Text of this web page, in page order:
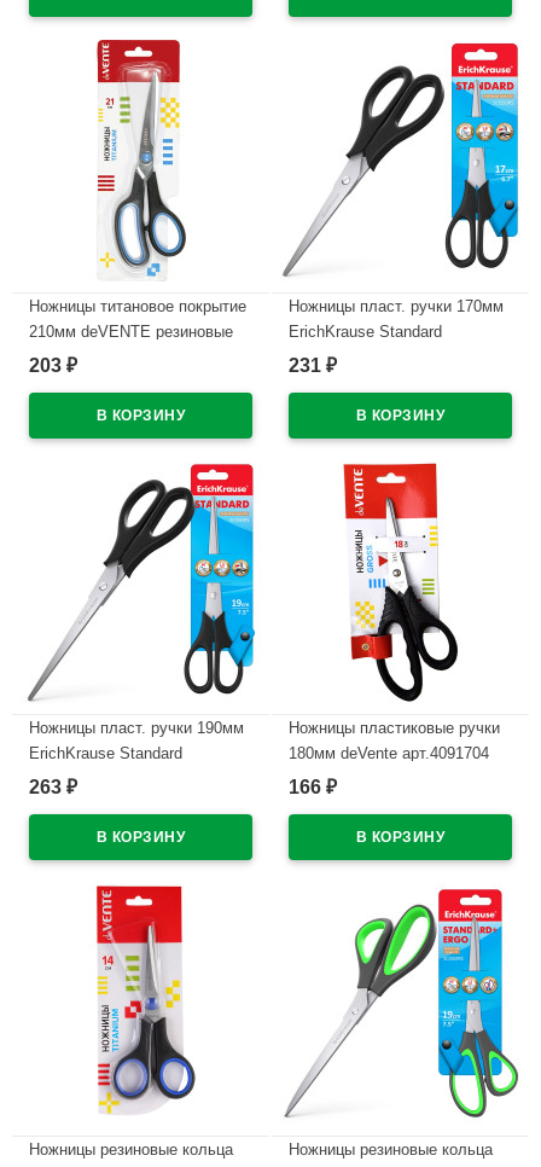
Ножницы титановое покрытие
210мм deVENTE резиновые
кольца арт.4091306 (Ст.12)
203 ₽
Ножницы пласт. ручки 170мм
ErichKrause Standard
арт.14861
231 ₽
Ножницы пласт. ручки 190мм
ErichKrause Standard
арт.21881
263 ₽
Ножницы пластиковые ручки
180мм deVente арт.4091704
В наличии
166 ₽
Ножницы резиновые кольца
Ножницы резиновые кольца